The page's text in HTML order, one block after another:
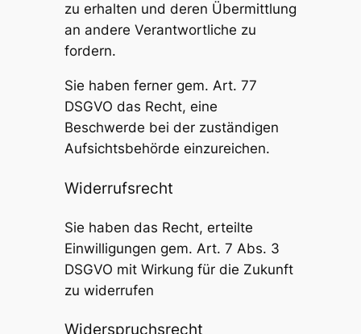
zu erhalten und deren Übermittlung
an andere Verantwortliche zu
fordern.
Sie haben ferner gem. Art. 77
DSGVO das Recht, eine
Beschwerde bei der zuständigen
Aufsichtsbehörde einzureichen.
Widerrufsrecht
Sie haben das Recht, erteilte
Einwilligungen gem. Art. 7 Abs. 3
DSGVO mit Wirkung für die Zukunft
zu widerrufen
Widerspruchsrecht